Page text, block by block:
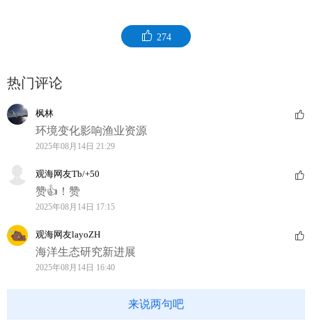
274
热门评论
枫林
环境变化影响渔业资源
2025年08月14日 21:29
观海网友Tb/+50
赞👍！赞
2025年08月14日 17:15
观海网友layoZH
海洋生态研究新进展
2025年08月14日 16:40
来说两句吧